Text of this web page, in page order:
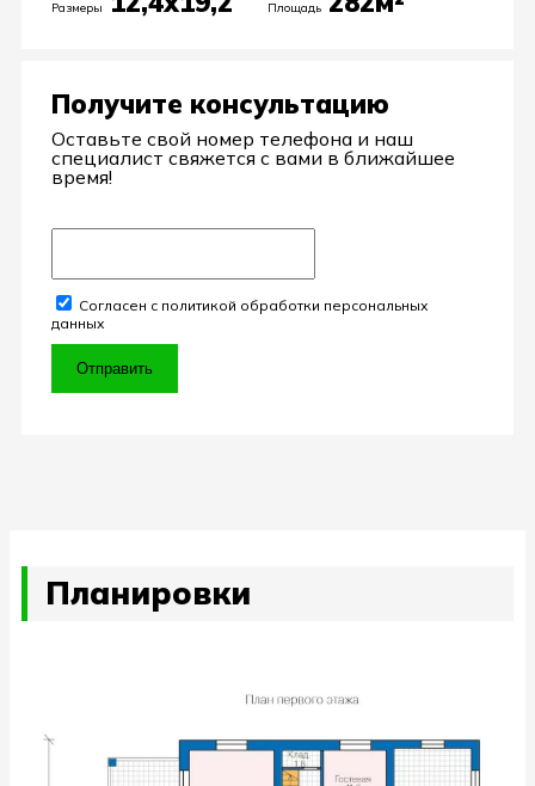
Размеры Площадь
Получите консультацию
Оставьте свой номер телефона и наш
специалист свяжется с вами в ближайшее
время!
Согласен с политикой обработки персональных
данных
Отправить
Планировки